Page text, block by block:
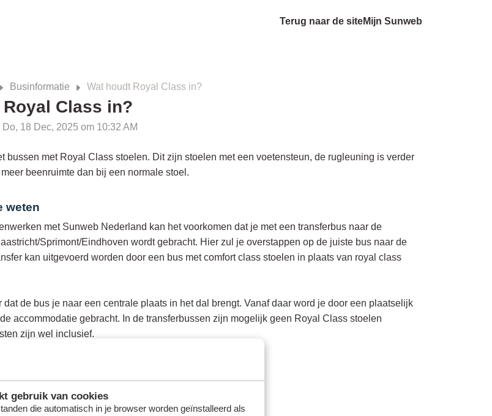
gebruik van cookies
die automatisch in je browser worden geïnstalleerd als
Terug naar de siteMijn Sunweb
Businformatie Wat houdt Royal Class in?
Class in?
18 Dec, 2025 om 10:32 AM
bussen met Royal Class stoelen. Dit zijn stoelen met een voetensteun, de rugleuning is verder
beenruimte dan bij een normale stoel.
weten
met Sunweb Nederland kan het voorkomen dat je met een transferbus naar de
Sprimont/Eindhoven wordt gebracht. Hier zul je overstappen op de juiste bus naar de
kan uitgevoerd worden door een bus met comfort class stoelen in plaats van royal class
dat de bus je naar een centrale plaats in het dal brengt. Vanaf daar word je door een plaatselijk
accommodatie gebracht. In de transferbussen zijn mogelijk geen Royal Class stoelen
zijn wel inclusief.